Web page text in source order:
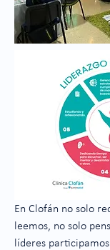
En Clofán no solo
leemos, no solo
líderes